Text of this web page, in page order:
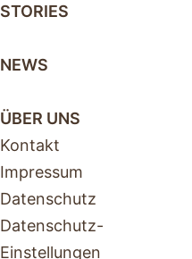
STORIES
NEWS
ÜBER UNS
Kontakt
Impressum
Datenschutz
Datenschutz-
Einstellungen